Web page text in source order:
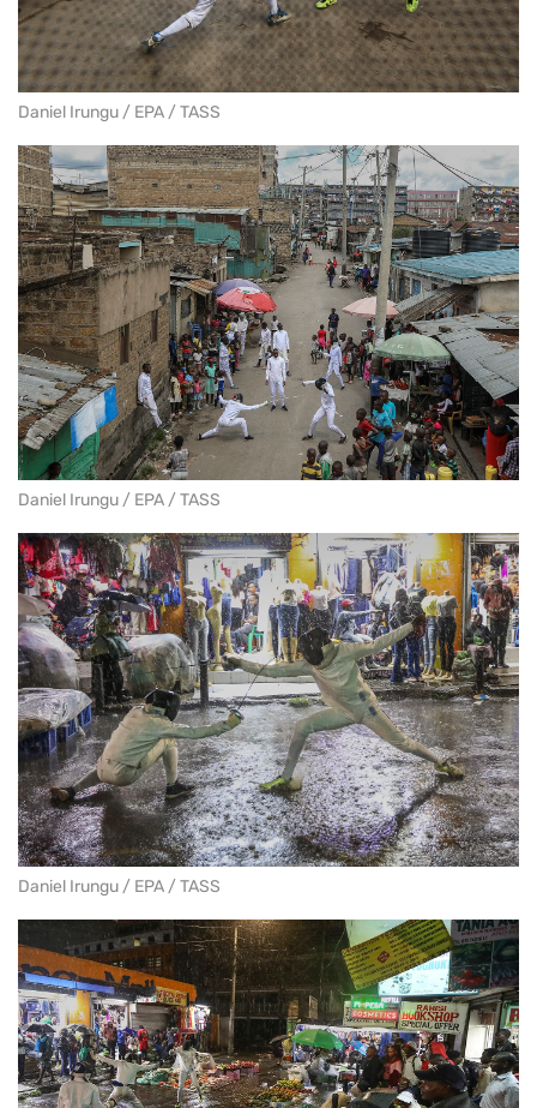
Daniel Irungu / EPA / TASS
Daniel Irungu / EPA / TASS
Daniel Irungu / EPA / TASS